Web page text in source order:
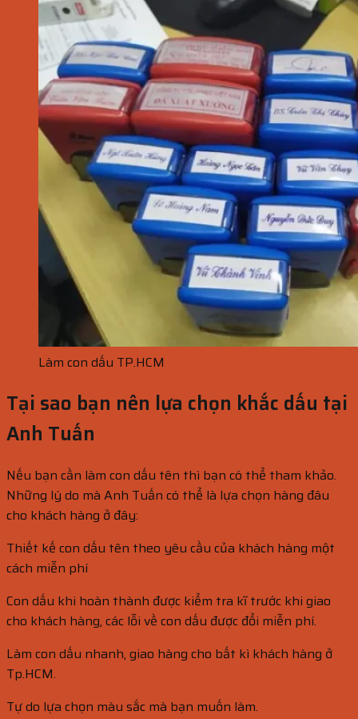
Làm con dấu TP.HCM
Tại sao bạn nên lựa chọn khắc dấu tại
Anh Tuấn
Nếu bạn cần làm con dấu tên thì bạn có thể tham khảo.
Những lý do mà Anh Tuấn có thể là lựa chọn hàng đâu
cho khách hàng ở đây:
Thiết kế con dấu tên theo yêu cầu của khách hàng một
cách miễn phí
Con dấu khi hoàn thành được kiểm tra kĩ trước khi giao
cho khách hàng, các lỗi về con dấu được đổi miễn phí.
Làm con dấu nhanh, giao hàng cho bất kì khách hàng ở
Tp.HCM.
Tự do lựa chọn màu sắc mà bạn muốn làm.